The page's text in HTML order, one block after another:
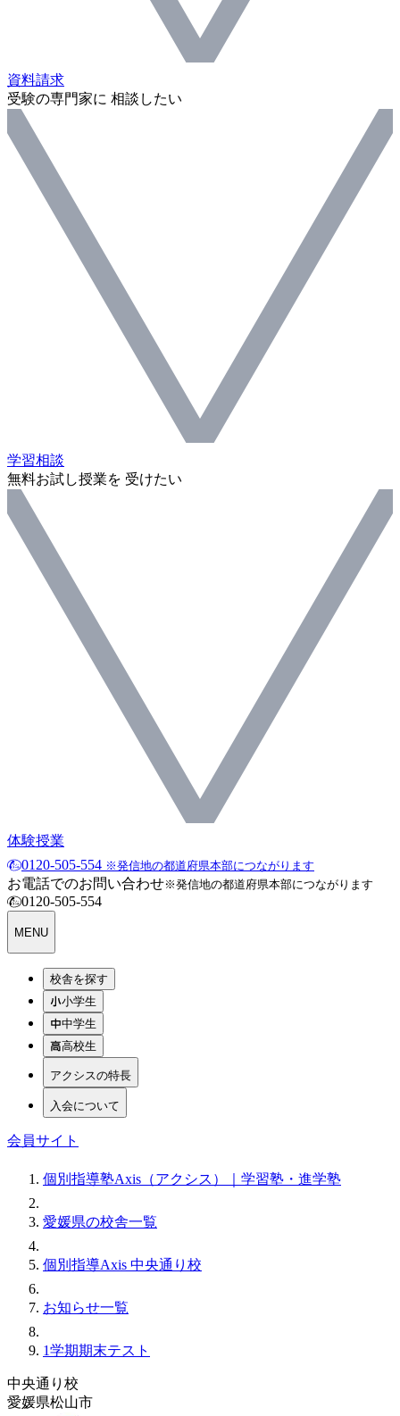
資料請求
受験の専門家に 相談したい
学習相談
無料お試し授業を 受けたい
体験授業
0120-505-554 ※発信地の都道府県本部につながります
お電話でのお問い合わせ※発信地の都道府県本部につながります
0120-505-554
MENU
校舎を探す
小学生
中学生
高校生
アクシスの特長
入会について
会員サイト
個別指導塾Axis（アクシス）｜学習塾・進学塾
愛媛県の校舎一覧
個別指導Axis 中央通り校
お知らせ一覧
1学期期末テスト
中央通り校
愛媛県松山市